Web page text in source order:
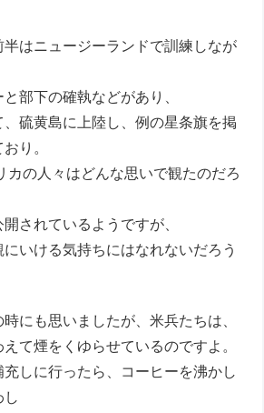
はニュージーランドで訓練しなが
部下の確執などがあり、
硫黄島に上陸し、例の星条旗を掲
り。
カの人々はどんな思いで観たのだろ
されているようですが、
いける気持ちにはなれないだろう
にも思いましたが、米兵たちは、
て煙をくゆらせているのですよ。
しに行ったら、コーヒーを沸かし
し